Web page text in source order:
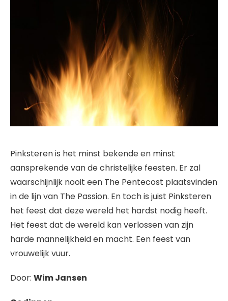
Pinksteren is het minst bekende en minst
aansprekende van de christelijke feesten. Er zal
waarschijnlijk nooit een The Pentecost plaatsvinden
in de lijn van The Passion. En toch is juist Pinksteren
het feest dat deze wereld het hardst nodig heeft.
Het feest dat de wereld kan verlossen van zijn
harde mannelijkheid en macht. Een feest van
vrouwelijk vuur.
Door: Wim Jansen